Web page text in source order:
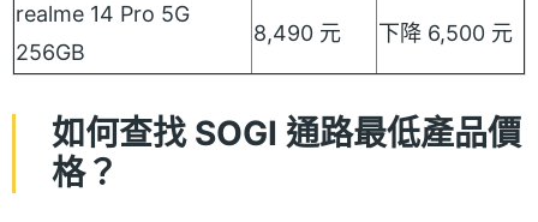
realme 14 Pro 5G
256GB
8,490 元 下降 6,500 元
如何查找 SOGI 通路最低產品價
格？